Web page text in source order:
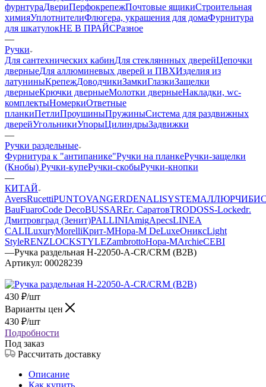
фурнтураДвериПерфокрепежПочтовые ящикиСтроительная
химияУплотнителиФлюгера, украшения для домаФурнитура
для шкатулокНЕ В ПРАЙСРазное
—
Ручки
Для сантехнических кабинДля стекляннных дверейЦепочки
дверныеДля аллюминевых дверей и ПВХИзделия из
латуниныКрепежДоводчикиЗамкиГлазкиЗащелки
дверныеКрючки дверныеМолотки дверныеНакладки, wc-
комплектыНомеркиОтветные
планкиПетлиПроушиныПружиныСистема для раздвижных
дверейУгольникиУпорыЦилиндрыЗадвижки
—
Ручки раздельные
Фурнитура к "антипанике"Ручки на планкеРучки-защелки
(Кнобы) Ручки-купеРучки-скобыРучки-кнопки
—
КИТАЙ
AversRucettiPUNTOVANGERDENALISYSTEMАЛЛЮР
BauFuaroCode DecoBUSSAREг. СаратовTRODOSS-Lockedг.
Дмитровград (Зенит)PALLINIAmigApecsLINEA
CALILuxuryMorelliКрит-МНора-М DeLuxeОниксLight
StyleRENZLOCKSTYLEZambrottoНора-МArchieCEBI
—Ручка раздельная Н-22050-A-CR/CRM (B2B)
Артикул: 00028239
430 ₽/шт
Варианты цен
430 ₽/шт
Подробности
Под заказ
Рассчитать доставку
Описание
Как купить